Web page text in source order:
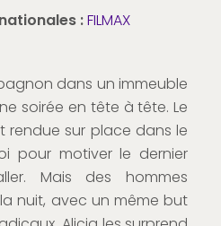
:FILMAX
dans un immeuble
soirée en tête à tête. Le
rendue sur place dans le
pour motiver le dernier
Mais des hommes
nuit, avec un même but